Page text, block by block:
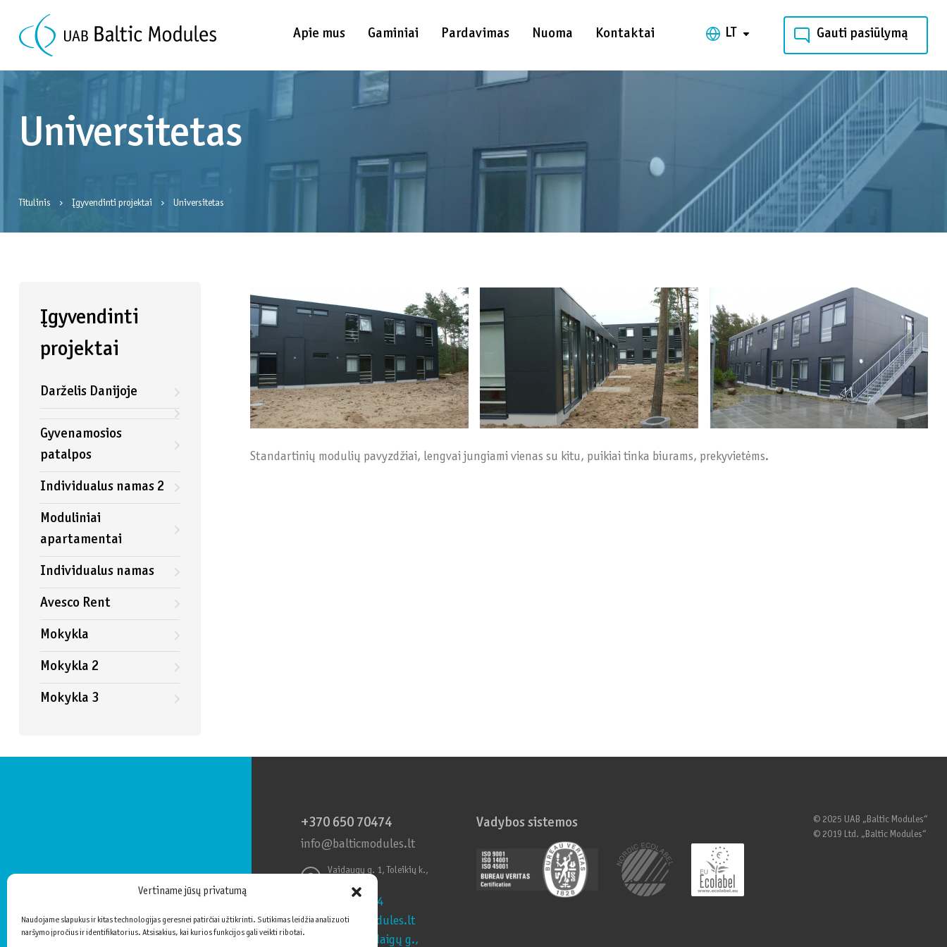
Vertiname jūsų privatumą
Naudojame slapukus ir kitas technologijas geresnei patirčiai užtikrinti. Sutikimas leidžia analizuoti
naršymo įpročius ir identifikatorius. Atsisakius, kai kurios funkcijos gali veikti ribotai.
Apie mus Gaminiai Pardavimas Nuoma Kontaktai LT Gauti pasiūlymą
Universitetas
Titulinis Įgyvendinti projektai Universitetas
Standartinių modulių pavyzdžiai, lengvai jungiami vienas su kitu, puikiai tinka biurams, prekyvietėms.
Įgyvendinti
projektai
Darželis Danijoje
Gyvenamosios
patalpos
Individualus namas 2
Moduliniai
apartamentai
Individualus namas
Avesco Rent
Mokykla
Mokykla 2
Mokykla 3
+370 650 70474
info@balticmodules.lt
Vaidaugų g. 1, Toleikių k.,
Klaipėdos r.
+370 650 70474
info@balticmodules.lt
Toleikių k., Vaidaigų g.,
Vadybos sistemos
© 2025 UAB „Baltic Modules“
© 2019 Ltd. „Baltic Modules“